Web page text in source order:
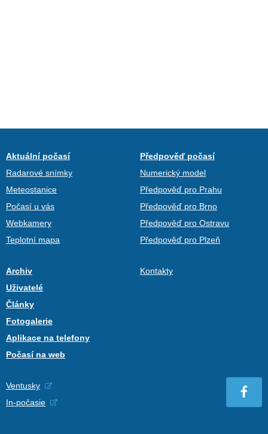
Aktuální počasí
Radarové snímky
Meteostanice
Počasí u vás
Webkamery
Teplotní mapa
Předpověď počasí
Numerický model
Předpověď pro Prahu
Předpověď pro Brno
Předpověď pro Ostravu
Předpověď pro Plzeň
Archiv
Uživatelé
Články
Fotogalerie
Aplikace na telefony
Počasí na web
Kontakty
Ventusky
In-počasie